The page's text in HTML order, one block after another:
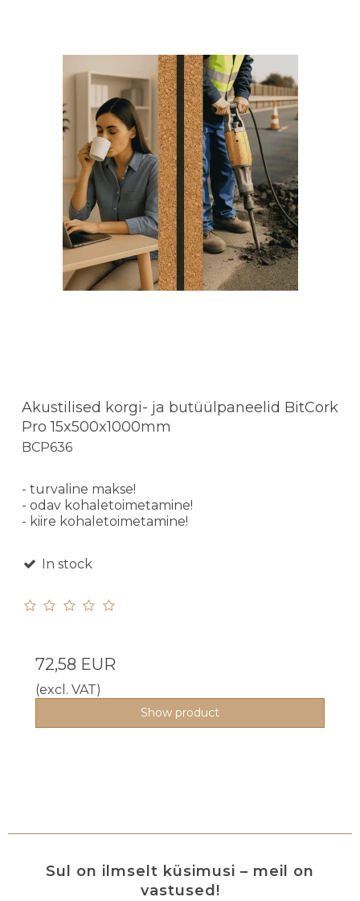
Akustilised korgi- ja butüülpaneelid BitCork
Pro 15x500x1000mm
BCP636
- turvaline makse!
- odav kohaletoimetamine!
- kiire kohaletoimetamine!
In stock
72,58 EUR
(excl. VAT)
Show product
Sul on ilmselt küsimusi – meil on
vastused!